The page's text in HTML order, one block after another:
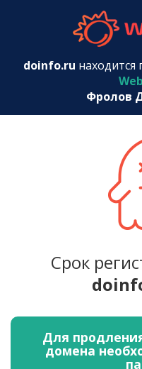
doinfo.ru
Фролов
Срок
Для
домена